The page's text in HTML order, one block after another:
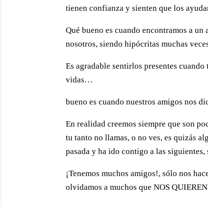
tienen confian­za y sienten que los
Qué bueno es cuando encon­tramos a
nosotros, siendo hipócritas muchas
Es agradable sentirlos pre­sentes
vidas…
bueno es cuando nuestros amigos nos
En realidad creemos siempre que son
tu tanto no llamas, o no ves, es quizás
pasada y ha ido contigo a las
¡Tenemos muchos amigos!, sólo nos
olvidamos a muchos que NOS